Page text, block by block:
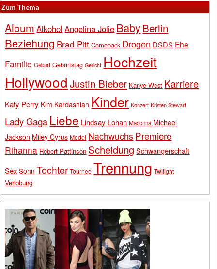
Zum Thema
Album Alkohol Angelina Jolie BabyBerlin
Beziehung Brad Pitt Comeback Drogen DSDS Ehe
Familie Geburt Geburtstag Gericht Hochzeit
Hollywood Justin Bieber Kanye West Karriere
Katy Perry Kim Kardashian Kinder Konzert Kristen Stewart
Lady Gaga Liebe Lindsay Lohan Madonna Michael
Jackson Miley Cyrus Model Nachwuchs Premiere
Rihanna Robert Pattinson Scheidung Schwangerschaft
Sex Sohn Tochter Tournee Trennung Twilight
Verlobung